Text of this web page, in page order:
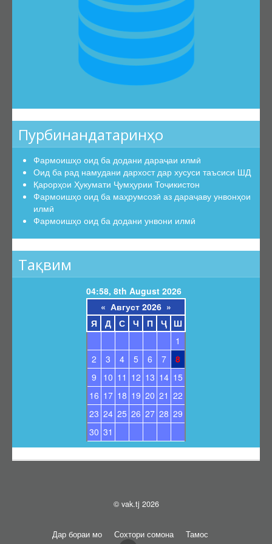
Эътирофи баробарарзишии ҳуҷҷатҳо
Аттестатсияи такрорӣ
Шиносномаи ихтисосҳо
Бюллетени КОА
Санадҳои меъёрии ҳуқуқӣ
Конститутсияи ҶТ
Амру фармонҳои Президенти ҶТ
Қарорҳои Ҳукумати ҶТ
Маҷаллаҳои тақризшаванда
Маҷаллаҳои тақризшавандаи ҶТ
Қоидаҳои бақайдгирии маҷалла
Феҳристи муваққатии маҷаллаҳои тақризшаванда
Барои унвонҷӯёни дараҷаҳои илмӣ
Барои довталабони унвонҳои илмӣ
Саволҳои маъмул
Маълумоти умумӣ
Эълонҳо оид ба ҳимояи диссертатсияҳо
Қабули эълони ҳимоя
СОМОНАИ НАВ
Пурбинандатаринҳо
Фармоишҳо оид ба додани дараҷаи илмӣ
Оид ба рад намудани дархост дар хусуси таъсиси ШД
Қарорҳои Ҳукумати Ҷумҳурии Тоҷикистон
Фармоишҳо оид ба маҳрумсозӣ аз дараҷаву унвонҳои
илмӣ
Фармоишҳо оид ба додани унвони илмӣ
Тақвим
04:58, 8th August 2026
« Август 2026 »
Я
Д С Ч П Ҷ
Ш
1
2
3 4 5 6 7
8
9
10 11 12 13 14 15
16 17 18 19 20 21 22
23 24 25 26 27 28 29
30 31
© vak.tj 2026
Дар бораи мо Сохтори сомона Тамос